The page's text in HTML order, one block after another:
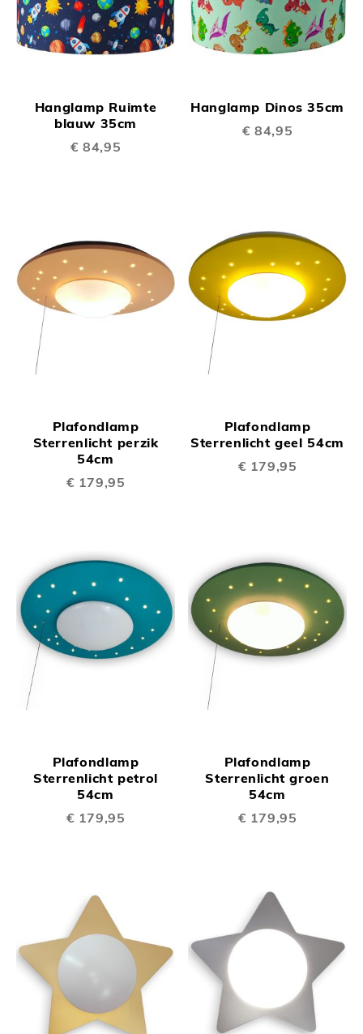
Hanglamp Ruimte
blauw 35cm
€ 84,95
Hanglamp Dinos 35cm
€ 84,95
Plafondlamp
Sterrenlicht perzik
54cm
€ 179,95
Plafondlamp
Sterrenlicht geel 54cm
€ 179,95
Plafondlamp
Sterrenlicht petrol
54cm
€ 179,95
Plafondlamp
Sterrenlicht groen
54cm
€ 179,95